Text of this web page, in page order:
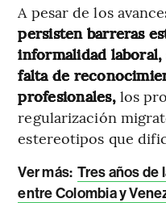
A pesar de los
persisten barreras
informalidad laboral,
falta de
profesionales,los
regularización
estereotipos que
Ver más: Tres años de
entre Colombia y